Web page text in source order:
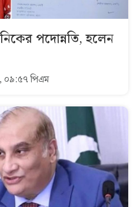
পদোন্নতি, হলেন
পিএম